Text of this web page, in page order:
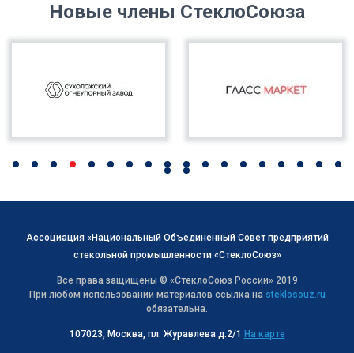
Новые члены СтеклоСоюза
Ассоциация «Национальный Объединенный Совет предприятий
стекольной промышленности «СтеклоСоюз»
Все права защищены © «СтеклоСоюз Роcсии» 2019
При любом использовании материалов ссылка на steklosouz.ru
обязательна.
107023, Москва, пл. Журавлева д.2/1 На карте